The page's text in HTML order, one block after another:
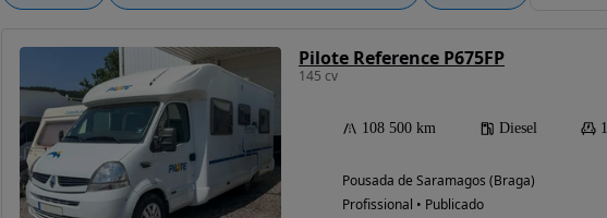
Pilote Reference P675FP
145 cv
108 500 km Diesel
Pousada de Saramagos (Braga)
Profissional • Publicado